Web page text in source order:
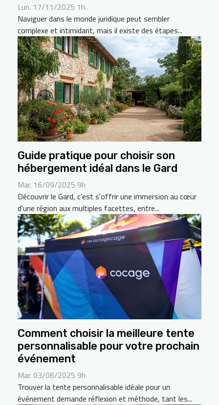
Lun. 17/11/2025 1h
Naviguer dans le monde juridique peut sembler
complexe et intimidant, mais il existe des étapes...
Guide pratique pour choisir son
hébergement idéal dans le Gard
Mar. 16/09/2025 9h
Découvrir le Gard, c'est s'offrir une immersion au cœur
d'une région aux multiples facettes, entre...
Comment choisir la meilleure tente
personnalisable pour votre prochain
événement
Mar. 03/06/2025 9h
Trouver la tente personnalisable idéale pour un
événement demande réflexion et méthode, tant les...